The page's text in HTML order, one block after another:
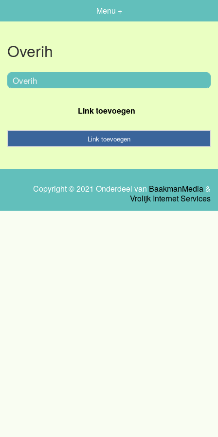
Menu +
Overih
Overih
Link toevoegen
Link toevoegen
Copyright © 2021 Onderdeel van BaakmanMedia &
Vrolijk Internet Services